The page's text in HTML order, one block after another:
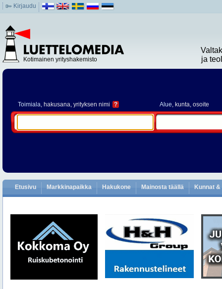
Kirjaudu
Kotimainen yrityshakemisto
ja
Toimiala, hakusana, yrityksen nimi ? Alue, kunta, osoite
Etusivu Markkinapaikka Hakukone Mainosta täällä Kunnat